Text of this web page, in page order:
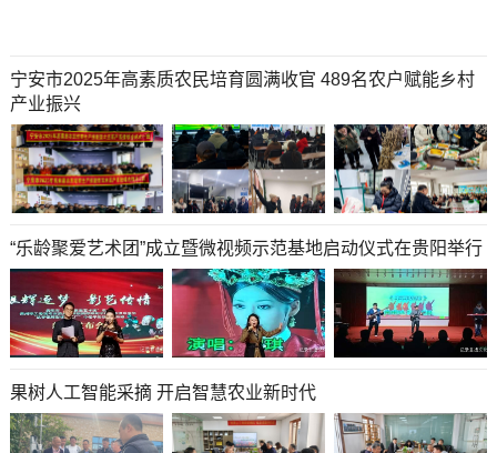
宁安市2025年高素质农民培育圆满收官 489名农户赋能乡村
产业振兴
“乐龄聚爱艺术团”成立暨微视频示范基地启动仪式在贵阳举行
果树人工智能采摘 开启智慧农业新时代